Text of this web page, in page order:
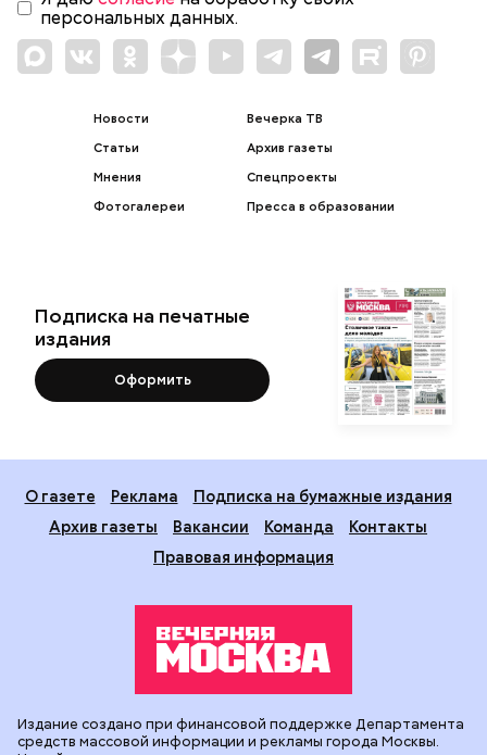
персональных данных.
Новости
Статьи
Мнения
Фотогалереи
Вечерка ТВ
Архив газеты
Спецпроекты
Пресса в образовании
Подписка на печатные
издания
Оформить
О газете Реклама
Подписка на бумажные издания
Архив газеты
Вакансии Команда
Контакты
Правовая информация
Издание создано при финансовой поддержке Департамента
средств массовой информации и рекламы города Москвы.